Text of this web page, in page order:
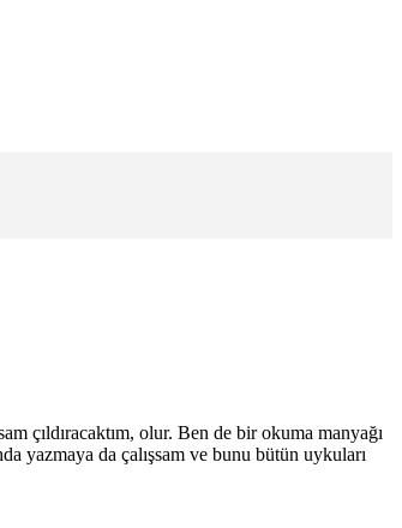
çıldıracaktım, olur. Ben de bir okuma manyağı
yazmaya da çalışsam ve bunu bütün uykuları